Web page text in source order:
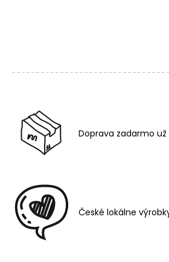
Doprava zadarmo
České lokálne